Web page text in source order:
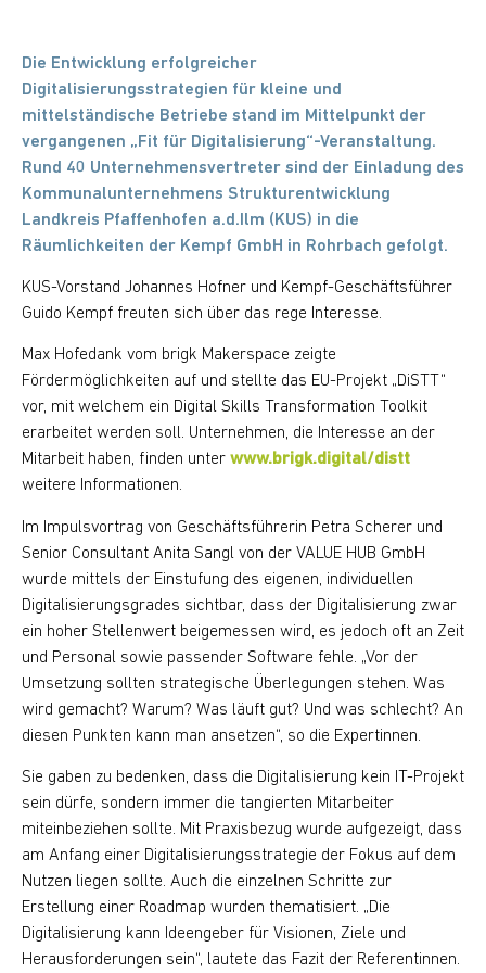
Die Entwicklung erfolgreicher
Digitalisierungsstrategien für kleine und
mittelständische Betriebe stand im Mittelpunkt der
vergangenen „Fit für Digitalisierung“-Veranstaltung.
Rund 40 Unternehmensvertreter sind der Einladung des
Kommunalunternehmens Strukturentwicklung
Landkreis Pfaffenhofen a.d.Ilm (KUS) in die
Räumlichkeiten der Kempf GmbH in Rohrbach gefolgt.
KUS-Vorstand Johannes Hofner und Kempf-Geschäftsführer
Guido Kempf freuten sich über das rege Interesse.
Max Hofedank vom brigk Makerspace zeigte
Fördermöglichkeiten auf und stellte das EU-Projekt „DiSTT“
vor, mit welchem ein Digital Skills Transformation Toolkit
erarbeitet werden soll. Unternehmen, die Interesse an der
Mitarbeit haben, finden unter www.brigk.digital/distt
weitere Informationen.
Im Impulsvortrag von Geschäftsführerin Petra Scherer und
Senior Consultant Anita Sangl von der VALUE HUB GmbH
wurde mittels der Einstufung des eigenen, individuellen
Digitalisierungsgrades sichtbar, dass der Digitalisierung zwar
ein hoher Stellenwert beigemessen wird, es jedoch oft an Zeit
und Personal sowie passender Software fehle. „Vor der
Umsetzung sollten strategische Überlegungen stehen. Was
wird gemacht? Warum? Was läuft gut? Und was schlecht? An
diesen Punkten kann man ansetzen“, so die Expertinnen.
Sie gaben zu bedenken, dass die Digitalisierung kein IT-Projekt
sein dürfe, sondern immer die tangierten Mitarbeiter
miteinbeziehen sollte. Mit Praxisbezug wurde aufgezeigt, dass
am Anfang einer Digitalisierungsstrategie der Fokus auf dem
Nutzen liegen sollte. Auch die einzelnen Schritte zur
Erstellung einer Roadmap wurden thematisiert. „Die
Digitalisierung kann Ideengeber für Visionen, Ziele und
Herausforderungen sein“, lautete das Fazit der Referentinnen.